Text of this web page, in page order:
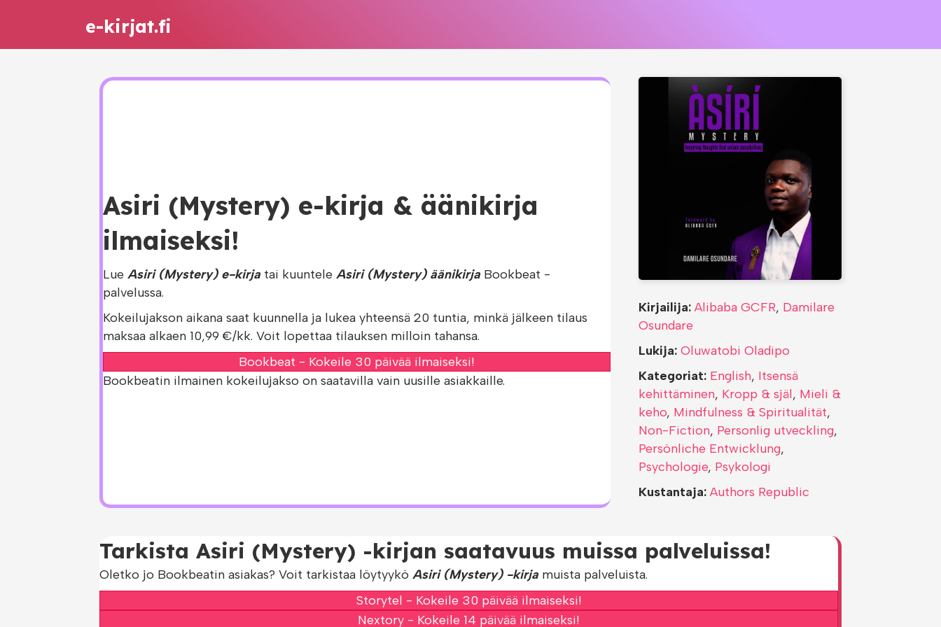
e-kirjat.fi
Asiri (Mystery) e-kirja & äänikirja
ilmaiseksi!
Lue Asiri (Mystery) e-kirja tai kuuntele Asiri (Mystery) äänikirja Bookbeat -
palvelussa.
Kokeilujakson aikana saat kuunnella ja lukea yhteensä 20 tuntia, minkä jälkeen tilaus
maksaa alkaen 10,99 €/kk. Voit lopettaa tilauksen milloin tahansa.
Bookbeat - Kokeile 30 päivää ilmaiseksi!
Bookbeatin ilmainen kokeilujakso on saatavilla vain uusille asiakkaille.
Kirjailija: Alibaba GCFR, Damilare
Osundare
Lukija: Oluwatobi Oladipo
Kategoriat: English, Itsensä
kehittäminen, Kropp & själ, Mieli &
keho, Mindfulness & Spiritualität,
Non-Fiction, Personlig utveckling,
Persönliche Entwicklung,
Psychologie, Psykologi
Kustantaja: Authors Republic
Tarkista Asiri (Mystery) -kirjan saatavuus muissa palveluissa!
Oletko jo Bookbeatin asiakas? Voit tarkistaa löytyykö Asiri (Mystery) -kirja muista palveluista.
Storytel - Kokeile 30 päivää ilmaiseksi!
Nextory - Kokeile 14 päivää ilmaiseksi!